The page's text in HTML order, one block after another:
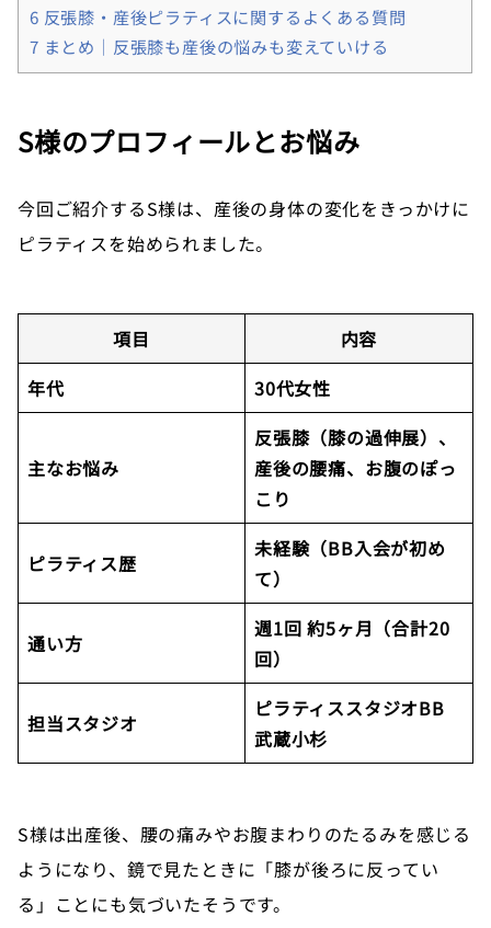
6 反張膝・産後ピラティスに関するよくある質問
7 まとめ｜反張膝も産後の悩みも変えていける
S様のプロフィールとお悩み
今回ご紹介するS様は、産後の身体の変化をきっかけに
ピラティスを始められました。
項目
内容
年代
30代女性
主なお悩み
反張膝（膝の過伸展）、
産後の腰痛、お腹のぽっ
こり
ピラティス歴
未経験（BB入会が初め
て）
通い方
週1回 約5ヶ月（合計20
回）
担当スタジオ
ピラティススタジオBB
武蔵小杉
S様は出産後、腰の痛みやお腹まわりのたるみを感じる
ようになり、鏡で見たときに「膝が後ろに反ってい
る」ことにも気づいたそうです。